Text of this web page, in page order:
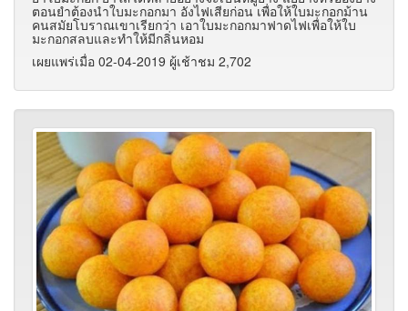
ตอนยำต้องนำใบมะกอกมา อังไฟเสียก่อน เพื่อให้ใบมะกอกม้าน
คนสมัยโบราณเขาเรียกว่า เอาใบมะกอกมาฟาดไฟเพื่อให้ใบ
มะกอกสลบและทำให้มีกลิ่นหอม
เผยแพร่เมื่อ 02-04-2019 ผู้เช้าชม 2,702